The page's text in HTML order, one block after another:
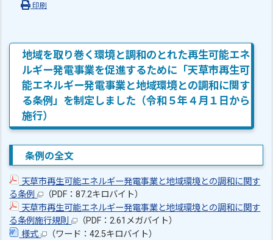
印刷
地域を取り巻く環境と調和のとれた再生可能エネ
ルギー発電事業を促進するために「天草市再生可
能エネルギー発電事業と地域環境との調和に関す
る条例」を制定しました（令和５年４月１日から
施行）
条例の全文
天草市再生可能エネルギー発電事業と地域環境との調和に関す
る条例
（PDF：87.2キロバイト）
天草市再生可能エネルギー発電事業と地域環境との調和に関す
る条例施行規則
（PDF：2.61メガバイト）
様式
（ワード：42.5キロバイト）